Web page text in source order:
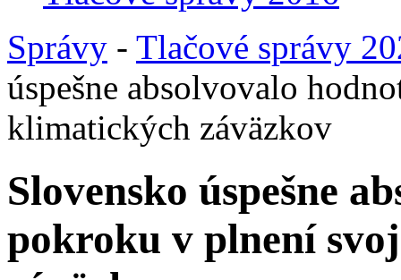
Správy - Tlačové správy
úspešne absolvovalo
klimatických záväzkov
Slovensko úspešne
pokroku v plnení